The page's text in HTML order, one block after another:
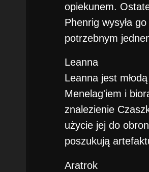
opiekunem.
Phenrig wysyła
potrzebnym
Leanna
Leanna jest
Menelag'iem i
znalezienie
użycie jej do
poszukują
Aratrok